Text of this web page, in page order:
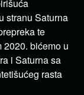
stranu Saturna
te
2020. bićemo u
i Saturna sa
rasta